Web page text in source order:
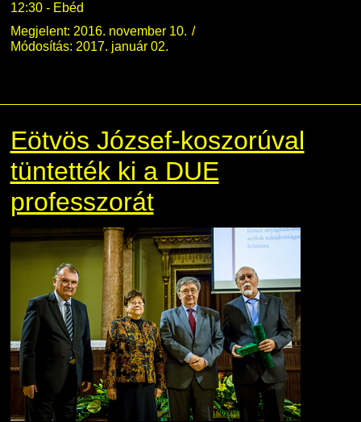
12:30 - Ebéd
Megjelent: 2016. november 10.
Módosítás: 2017. január 02.
Eötvös József-koszorúval
tüntették ki a DUE
professzorát